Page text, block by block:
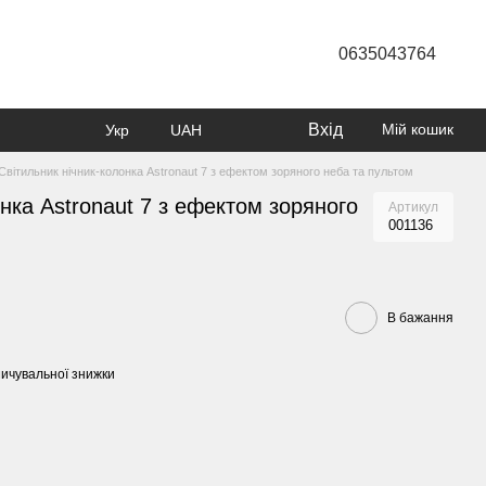
0635043764
Укр UAH Вхід Мій кошик
нічник-колонка Аstronaut 7 з ефектом зоряного неба та пультом
Аstronaut 7 з ефектом зоряного
Артикул
001136
В бажання
знижки